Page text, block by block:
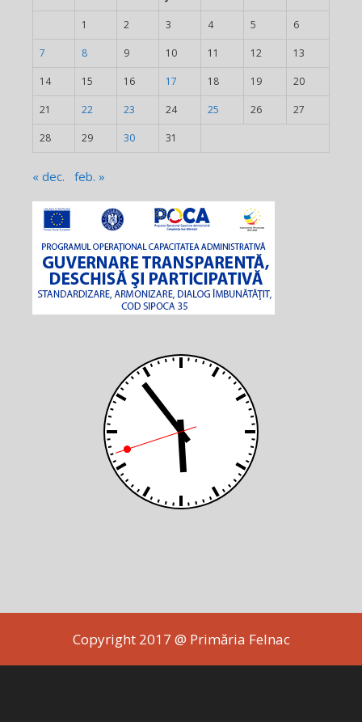
1 2 3 4 5 6
7 8 9 10 11 12 13
14 15 16 17 18 19 20
21 22 23 24 25 26 27
28 29 30 31
« dec. feb. »
Copyright 2017 @ Primăria Felnac